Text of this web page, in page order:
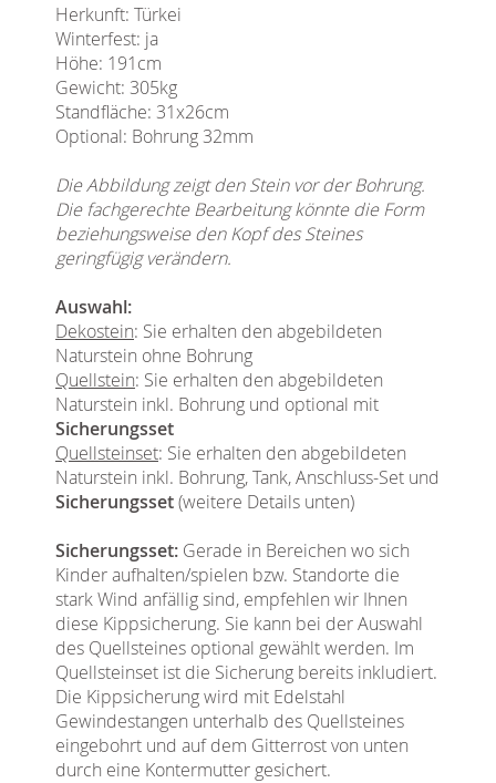
Herkunft: Türkei
Winterfest: ja
Höhe: 191cm
Gewicht: 305kg
Standfläche: 31x26cm
Optional: Bohrung 32mm
Die Abbildung zeigt den Stein vor der Bohrung.
Die fachgerechte Bearbeitung könnte die Form
beziehungsweise den Kopf des Steines
geringfügig verändern.
Auswahl:
Dekostein: Sie erhalten den abgebildeten
Naturstein ohne Bohrung
Quellstein: Sie erhalten den abgebildeten
Naturstein inkl. Bohrung und optional mit
Sicherungsset
Quellsteinset: Sie erhalten den abgebildeten
Naturstein inkl. Bohrung, Tank, Anschluss-Set und
Sicherungsset(weitere Details unten)
Sicherungsset: Gerade in Bereichen wo sich
Kinder aufhalten/spielen bzw. Standorte die
stark Wind anfällig sind, empfehlen wir Ihnen
diese Kippsicherung. Sie kann bei der Auswahl
des Quellsteines optional gewählt werden. Im
Quellsteinset ist die Sicherung bereits inkludiert.
Die Kippsicherung wird mit Edelstahl
Gewindestangen unterhalb des Quellsteines
eingebohrt und auf dem Gitterrost von unten
durch eine Kontermutter gesichert.